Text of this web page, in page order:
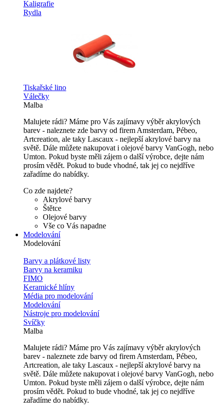
Kaligrafie
Rydla
Tiskařské lino
Válečky
Malba
Malujete rádi? Máme pro Vás zajímavy výběr akrylových
barev - naleznete zde barvy od firem Amsterdam, Pébeo,
Artcreation, ale taky Lascaux - nejlepší akrylové barvy na
světě. Dále můžete nakupovat i olejové barvy VanGogh, nebo
Umton. Pokud byste měli zájem o další výrobce, dejte nám
prosím vědět. Pokud to bude vhodné, tak jej co nejdříve
zařadíme do nabídky.
Co zde najdete?
Akrylové barvy
Štětce
Olejové barvy
Vše co Vás napadne
Modelování
Modelování
Barvy a plátkové listy
Barvy na keramiku
FIMO
Keramické hlíny
Média pro modelování
Modelování
Nástroje pro modelování
Svíčky
Malba
Malujete rádi? Máme pro Vás zajímavy výběr akrylových
barev - naleznete zde barvy od firem Amsterdam, Pébeo,
Artcreation, ale taky Lascaux - nejlepší akrylové barvy na
světě. Dále můžete nakupovat i olejové barvy VanGogh, nebo
Umton. Pokud byste měli zájem o další výrobce, dejte nám
prosím vědět. Pokud to bude vhodné, tak jej co nejdříve
zařadíme do nabídky.